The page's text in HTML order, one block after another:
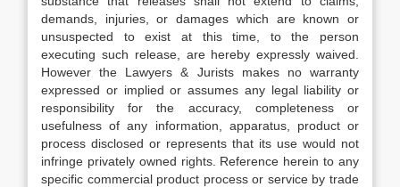
demands, injuries, or damages which are known or
unsuspected to exist at this time, to the person
executing such release, are hereby expressly waived.
However the Lawyers & Jurists makes no warranty
expressed or implied or assumes any legal liability or
responsibility for the accuracy, completeness or
usefulness of any information, apparatus, product or
process disclosed or represents that its use would not
infringe privately owned rights. Reference herein to any
specific commercial product process or service by trade